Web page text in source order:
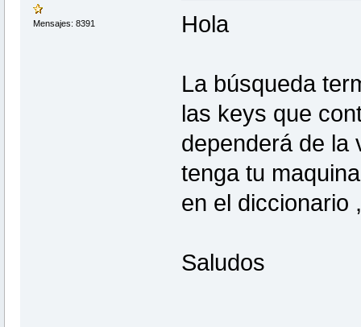
Mensajes: 8391 Hola
La búsqueda
las keys que
dependerá de la
tenga tu
en el diccionario
Saludos